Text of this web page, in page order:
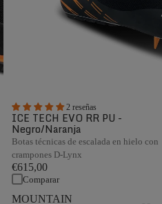
2 reseñas
ICE TECH EVO RR PU -
Negro/Naranja
Botas técnicas de escalada en hielo con
crampones D-Lynx
€615,00
Comparar
MOUNTAIN